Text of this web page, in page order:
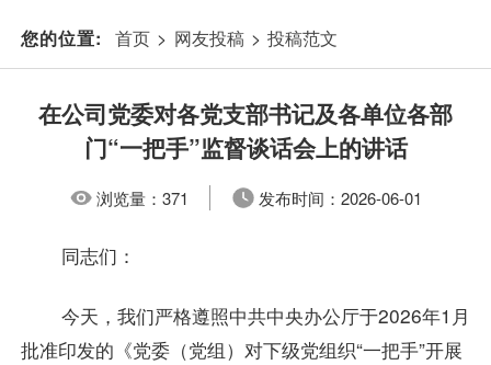
您的位置: 首页 > 网友投稿 > 投稿范文
在公司党委对各党支部书记及各单位各部
门“一把手”监督谈话会上的讲话
浏览量：371 发布时间： 2026-06-01
同志们：
今天，我们严格遵照中共中央办公厅于2026年1月
批准印发的《党委（党组）对下级党组织“一把手”开展